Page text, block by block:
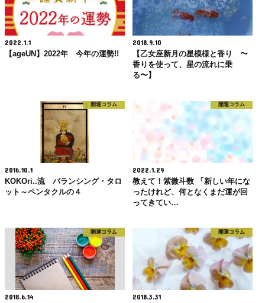
2022.1.1
【ageUN】2022年 今年の運勢!!
2018.9.10
【乙女座新月の星模様と香り 〜
香りを使って、星の流れに乗
る〜】
開運コラム
2016.10.1
KOKOri..流 バランシング・タロ
ット～ペンタクルの４
開運コラム
2022.1.29
教えて！紫微斗数 「新しい年にな
ったけれど、何となくまだ運が回
ってきてい…
開運コラム
2018.6.14
開運コラム
2018.3.31